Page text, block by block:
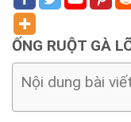
ỐNG RUỘT GÀ
Nội dung bài viết